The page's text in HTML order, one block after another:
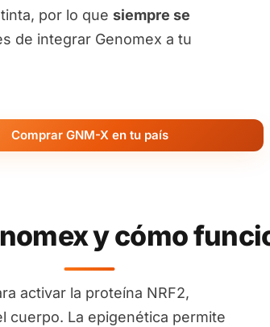
por lo que siempre se
de integrar Genomex a tu
Comprar GNM-X en tu país
y cómo
activar la proteína NRF2,
cuerpo. La epigenética permite